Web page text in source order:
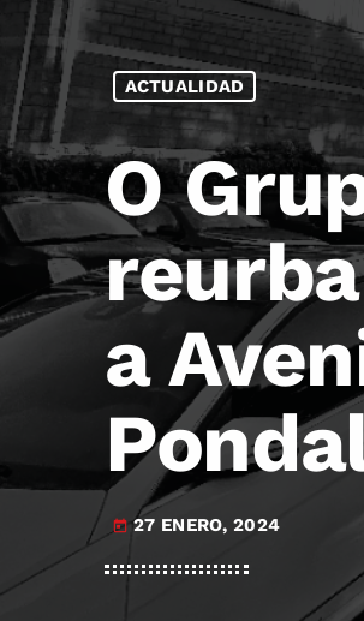
ACTUALIDAD
O
a
today 27 ENERO, 2024